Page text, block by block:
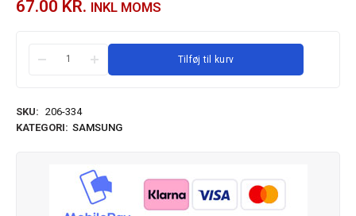
67.00 KR. INKL MOMS
Tilføj til kurv
SKU: 206-334
KATEGORI: SAMSUNG